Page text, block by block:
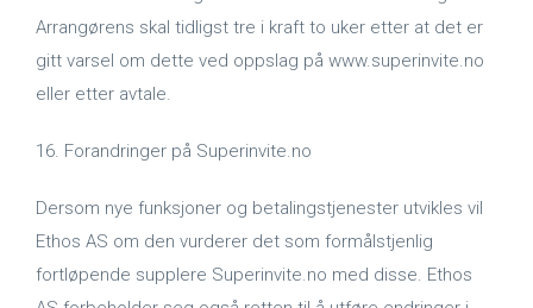
Arrangørens skal tidligst tre i kraft to uker etter at det er
gitt varsel om dette ved oppslag på www.superinvite.no
eller etter avtale.
16. Forandringer på Superinvite.no
Dersom nye funksjoner og betalingstjenester utvikles vil
Ethos AS om den vurderer det som formålstjenlig
fortløpende supplere Superinvite.no med disse. Ethos